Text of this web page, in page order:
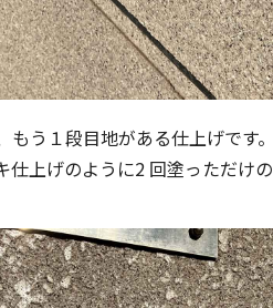
もう１段目地がある仕上げです
上げのように2 回塗っただけ